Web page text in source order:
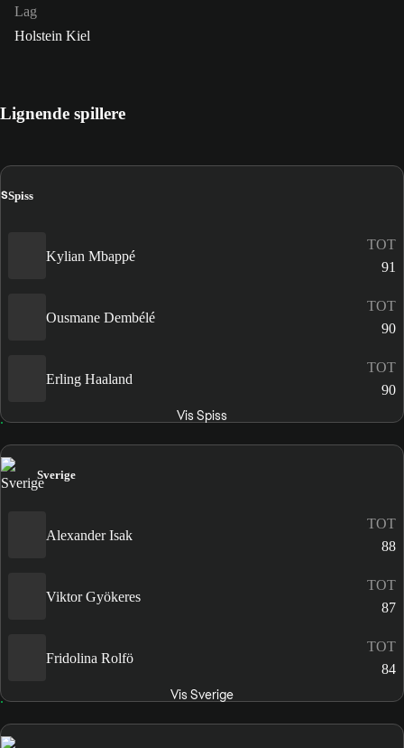
Lag
Holstein Kiel
Lignende spillere
SSpiss
Kylian Mbappé
TOT
91
Ousmane Dembélé
TOT
90
Erling Haaland
TOT
90
Vis Spiss
Sverige
Alexander Isak
TOT
88
Viktor Gyökeres
TOT
87
Fridolina Rolfö
TOT
84
Vis Sverige